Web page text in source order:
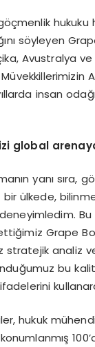
söyleyen
Avustralya
insan
global
yanı sıra,
bir ülkede,
Grape
stratejik analiz
bu
hukuk